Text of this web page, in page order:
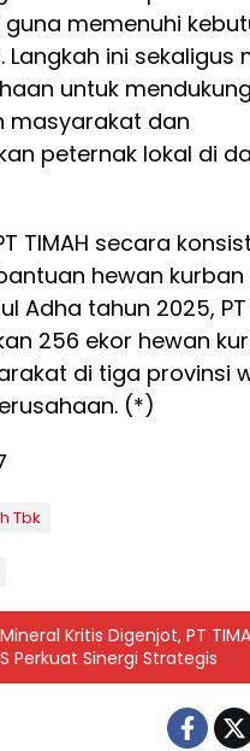
memenuhi
Langkah ini sekaligus
untuk mendukung
masyarakat dan
peternak lokal di
TIMAH secara
hewan
Adha tahun 2025, PT
256 ekor hewan
di tiga provinsi
(*)
Tbk
Kritis Digenjot, PT
Perkuat Sinergi Strategis